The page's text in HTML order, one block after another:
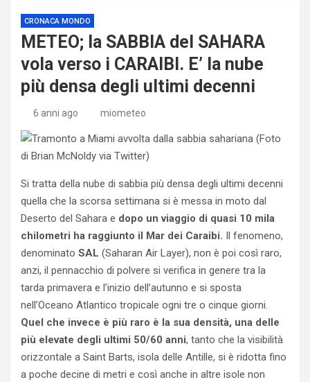
CRONACA MONDO
METEO; la SABBIA del SAHARA
vola verso i CARAIBI. E’ la nube
più densa degli ultimi decenni
6 anni ago miometeo
Si tratta della nube di sabbia più densa degli ultimi decenni
quella che la scorsa settimana si è messa in moto dal
Deserto del Sahara e dopo un viaggio di quasi 10 mila
chilometri ha raggiunto il Mar dei Caraibi. Il fenomeno,
denominato SAL (Saharan Air Layer), non è poi così raro,
anzi, il pennacchio di polvere si verifica in genere tra la
tarda primavera e l’inizio dell’autunno e si sposta
nell’Oceano Atlantico tropicale ogni tre o cinque giorni.
Quel che invece è più raro è la sua densità, una delle
più elevate degli ultimi 50/60 anni, tanto che la visibilità
orizzontale a Saint Barts, isola delle Antille, si è ridotta fino
a poche decine di metri e così anche in altre isole non